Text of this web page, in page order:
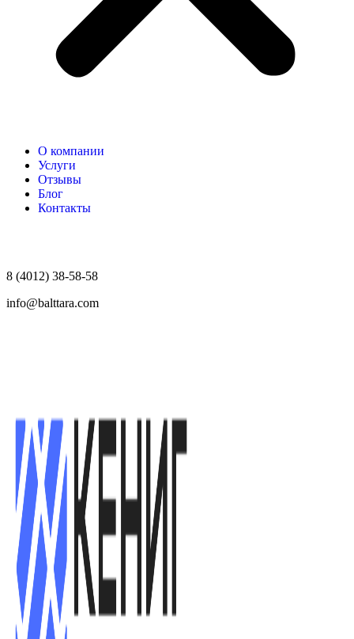
О компании
Услуги
Отзывы
Блог
Контакты
8 (4012) 38-58-58
info@balttara.com